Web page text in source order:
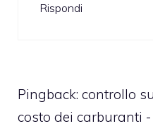
Rispondi
Pingback: controllo
costo dei carburanti